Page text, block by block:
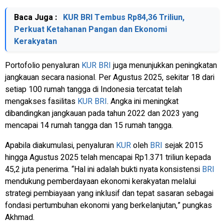
Baca Juga : KUR BRI Tembus Rp84,36 Triliun,
Perkuat Ketahanan Pangan dan Ekonomi
Kerakyatan
Portofolio penyaluran KUR BRIjuga menunjukkan peningkatan
jangkauan secara nasional. Per Agustus 2025, sekitar 18 dari
setiap 100 rumah tangga di Indonesia tercatat telah
mengakses fasilitas KUR BRI. Angka ini meningkat
dibandingkan jangkauan pada tahun 2022 dan 2023 yang
mencapai 14 rumah tangga dan 15 rumah tangga.
Apabila diakumulasi, penyaluran KURoleh BRI sejak 2015
hingga Agustus 2025 telah mencapai Rp1.371 triliun kepada
45,2 juta penerima. “Hal ini adalah bukti nyata konsistensi BRI
mendukung pemberdayaan ekonomi kerakyatan melalui
strategi pembiayaan yang inklusif dan tepat sasaran sebagai
fondasi pertumbuhan ekonomi yang berkelanjutan,” pungkas
Akhmad.